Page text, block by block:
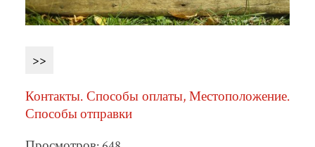
>>
Контакты. Способы оплаты, Местоположение.
Способы отправки